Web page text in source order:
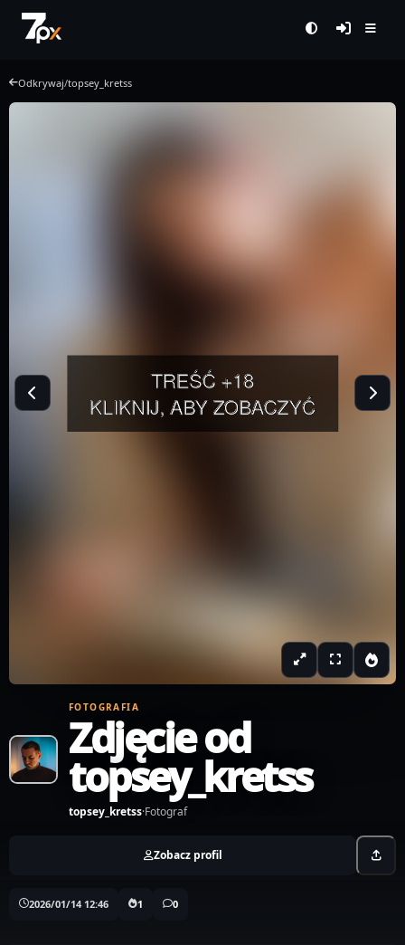
Odkrywaj/topsey_kretss
FOTOGRAFIA
Zdjęcie od
topsey_kretss
topsey_kretss·Fotograf
Zobacz profil
2026/01/14 12:46 1 0